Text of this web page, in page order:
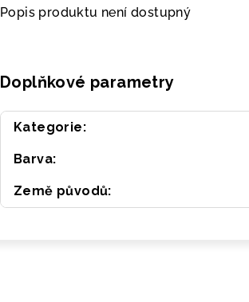
Popis produktu není dostupný
Doplňkové parametry
Kategorie:
Barva:
Země původů: